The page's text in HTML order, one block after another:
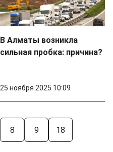
В Алматы возникла
сильная пробка: причина?
25 ноября 2025 10:09
8 9 18